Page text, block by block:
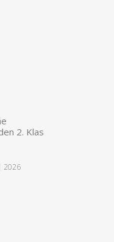
2. Klas
| 2026